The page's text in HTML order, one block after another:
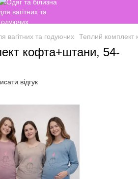
вагітних та годуючих Теплий комплект
кофта+штани, 54-
відгук